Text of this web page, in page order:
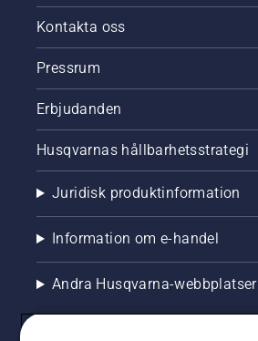
Kontakta oss
Pressrum
Erbjudanden
Husqvarnas hållbarhetsstrategi
Juridisk produktinformation
Information om e-handel
Andra Husqvarna-webbplatser